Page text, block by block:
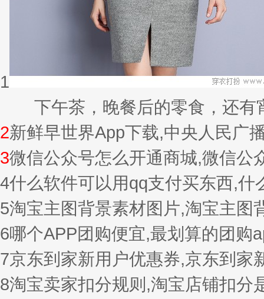
1
下午茶，晚餐后的零食，还有
2新鲜早世界App下载,中央人民广
3微信公众号怎么开通商城,微信公
4什么软件可以用qq支付买东西,什
5淘宝主图背景素材图片,淘宝主图
6哪个APP团购便宜,最划算的团购
7京东到家新用户优惠券,京东到家
8淘宝卖家扣分规则,淘宝店铺扣分